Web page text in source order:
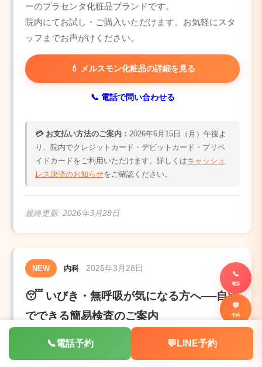
ーのプラセンタ化粧品ブランドです。
院内にてお試し・ご購入いただけます。お気軽にスタ
ッフまでお声がけください。
💄 メルスモン化粧品の詳細を見る
📞 電話で問い合わせる
💳 お支払い方法のご案内： 2026年6月15日（月）午後よ
り、院内でクレジットカード・デビットカード・プリペ
イドカードをご利用いただけます。詳しくはキャッシュ
レス決済のお知らせをご確認ください。
最終更新: 2026年3月28日
NEW 内科 2026年3月28日
😴 いびき・無呼吸が気になる方へ──自宅
でできる簡易検査のご案内
「いびきがうるさいと言われた」「寝ている間に息が
止まっていると指摘された」など、睡眠時無呼吸に関
📞
電話
💬
予約
📞電話予約 💬 LINE予約